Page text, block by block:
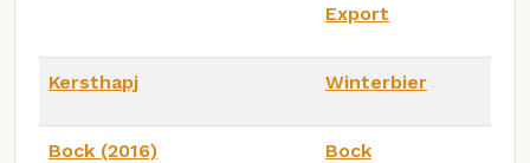
Export
Kersthapj Winterbier
Bock (2016) Bock